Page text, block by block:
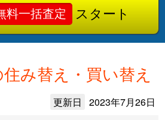
料一括査定 スタート
み替え・買い替え
更新日 2023年7月26日